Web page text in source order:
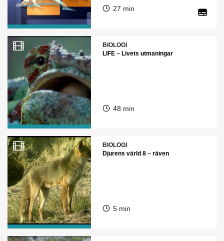
27 min
BIOLOGI
LIFE – Livets utmaningar
48 min
BIOLOGI
Djurens värld 8 – räven
5 min